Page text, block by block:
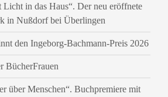
Licht in das Haus“. Der neu eröffnete
in Nußdorf bei Überlingen
den Ingeborg-Bachmann-Preis 2026
BücherFrauen
über Menschen“. Buchpremiere mit